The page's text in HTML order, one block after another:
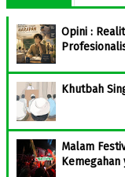
Opini :
Khutbah
Malam
Kemegahan